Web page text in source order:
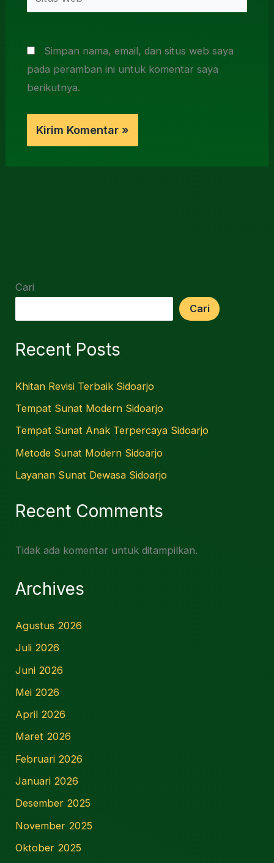
Web
Simpan nama, email, dan situs web saya
pada peramban ini untuk komentar saya
berikutnya.
Cari
Cari
Recent Posts
Khitan Revisi Terbaik Sidoarjo
Tempat Sunat Modern Sidoarjo
Tempat Sunat Anak Terpercaya Sidoarjo
Metode Sunat Modern Sidoarjo
Layanan Sunat Dewasa Sidoarjo
Recent Comments
Tidak ada komentar untuk ditampilkan.
Archives
Agustus 2026
Juli 2026
Juni 2026
Mei 2026
April 2026
Maret 2026
Februari 2026
Januari 2026
Desember 2025
November 2025
Oktober 2025